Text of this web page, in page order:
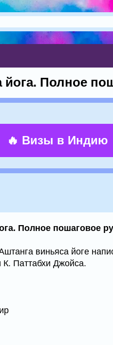
Полное
🔥 Визы в Индию
Полное пошаговое
виньяса йоге
Паттабхи Джойса.